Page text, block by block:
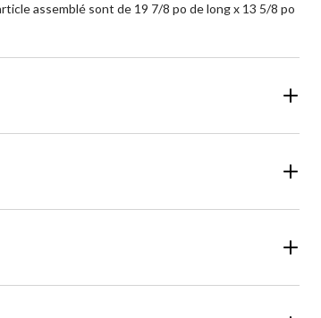
assemblé sont de 19 7/8 po de long x 13 5/8 po